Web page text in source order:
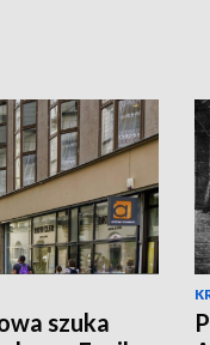
szuka